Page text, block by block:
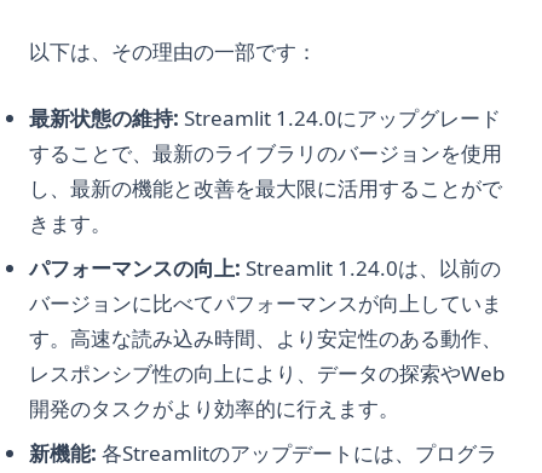
以下は、その理由の一部です：
最新状態の維持: Streamlit 1.24.0にアップグレード
することで、最新のライブラリのバージョンを使用
し、最新の機能と改善を最大限に活用することがで
きます。
パフォーマンスの向上: Streamlit 1.24.0は、以前の
バージョンに比べてパフォーマンスが向上していま
す。高速な読み込み時間、より安定性のある動作、
レスポンシブ性の向上により、データの探索やWeb
開発のタスクがより効率的に行えます。
新機能: 各Streamlitのアップデートには、プログラ